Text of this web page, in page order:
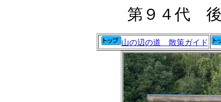
第９４代
山の辺の道 散策ガイド